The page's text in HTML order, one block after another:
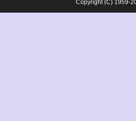
Copyright (C) 1959-